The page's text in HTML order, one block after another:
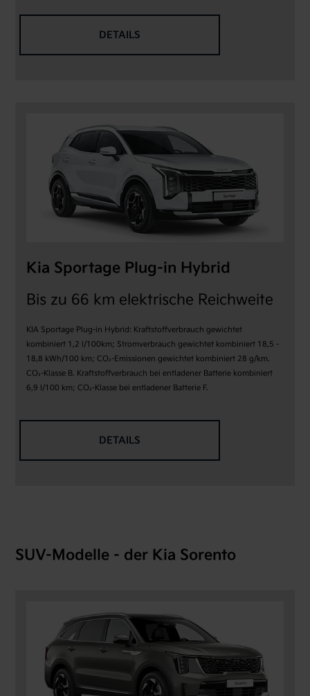
DETAILS
Kia Sportage Plug-in Hybrid
Bis zu 66 km elektrische Reichweite
KIA Sportage Plug-in Hybrid: Kraftstoffverbrauch gewichtet
kombiniert 1,2 l/100km; Stromverbrauch gewichtet kombiniert 18,5 -
18,8 kWh/100 km; CO₂-Emissionen gewichtet kombiniert 28 g/km.
CO₂-Klasse B. Kraftstoffverbrauch bei entladener Batterie kombiniert
6,9 l/100 km; CO₂-Klasse bei entladener Batterie F.
DETAILS
SUV-Modelle - der Kia Sorento